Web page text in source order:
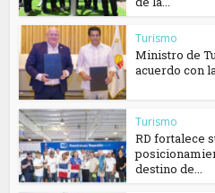
Turismo
Ministro de
acuerdo con
Turismo
RD fortalece
destino de...